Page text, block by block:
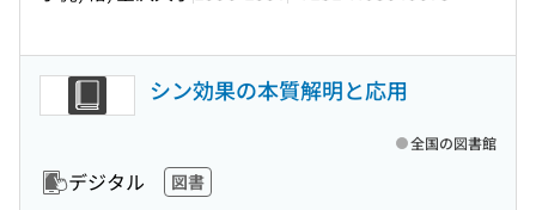
シン効果の本質解明と応用
デジタル 図書
全国の図書館